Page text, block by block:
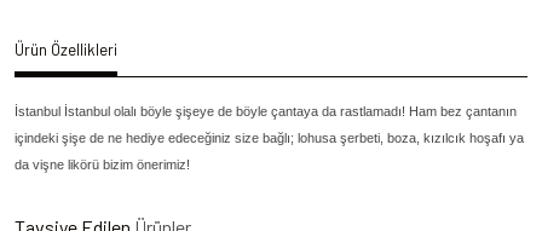
Ürün Özellikleri
İstanbul İstanbul olalı böyle şişeye de böyle çantaya da rastlamadı! Ham bez çantanın
içindeki şişe de ne hediye edeceğiniz size bağlı; lohusa şerbeti, boza, kızılcık hoşafı ya
da vişne likörü bizim önerimiz!